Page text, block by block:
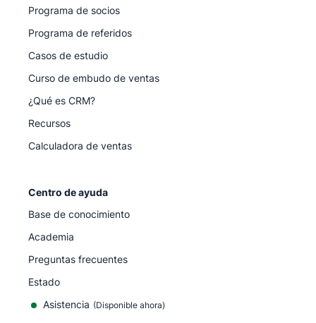
Programa de socios
Programa de referidos
Casos de estudio
Curso de embudo de ventas
¿Qué es CRM?
Recursos
Calculadora de ventas
Centro de ayuda
Base de conocimiento
Academia
Preguntas frecuentes
Estado
Asistencia (Disponible ahora)